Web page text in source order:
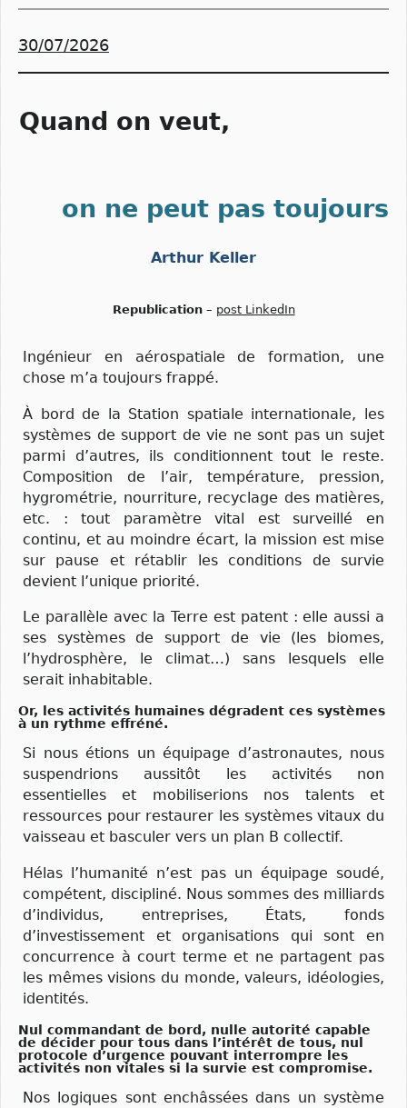
30/07/2026
Quand on veut,
on ne peut pas toujours
Arthur Keller
Republication– post LinkedIn
Ingénieur en aérospatiale de formation, une
chose m’a toujours frappé.
À bord de la Station spatiale internationale, les
systèmes de support de vie ne sont pas un sujet
parmi d’autres, ils conditionnent tout le reste.
Composition de l’air, température, pression,
hygrométrie, nourriture, recyclage des matières,
etc. : tout paramètre vital est surveillé en
continu, et au moindre écart, la mission est mise
sur pause et rétablir les conditions de survie
devient l’unique priorité.
Le parallèle avec la Terre est patent : elle aussi a
ses systèmes de support de vie (les biomes,
l’hydrosphère, le climat…) sans lesquels elle
serait inhabitable.
Or, les activités humaines dégradent ces systèmes
à un rythme effréné.
Si nous étions un équipage d’astronautes, nous
suspendrions aussitôt les activités non
essentielles et mobiliserions nos talents et
ressources pour restaurer les systèmes vitaux du
vaisseau et basculer vers un plan B collectif.
Hélas l’humanité n’est pas un équipage soudé,
compétent, discipliné. Nous sommes des milliards
d’individus, entreprises, États, fonds
d’investissement et organisations qui sont en
concurrence à court terme et ne partagent pas
les mêmes visions du monde, valeurs, idéologies,
identités.
Nul commandant de bord, nulle autorité capable
de décider pour tous dans l’intérêt de tous, nul
protocole d’urgence pouvant interrompre les
activités non vitales si la survie est compromise.
Nos logiques sont enchâssées dans un système